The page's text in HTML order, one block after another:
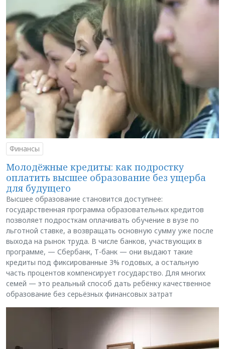
Финансы
Молодёжные кредиты: как подростку
оплатить высшее образование без ущерба
для будущего
Высшее образование становится доступнее:
государственная программа образовательных кредитов
позволяет подросткам оплачивать обучение в вузе по
льготной ставке, а возвращать основную сумму уже после
выхода на рынок труда. В числе банков, участвующих в
программе, — Сбербанк, Т-банк — они выдают такие
кредиты под фиксированные 3% годовых, а остальную
часть процентов компенсирует государство. Для многих
семей — это реальный способ дать ребёнку качественное
образование без серьёзных финансовых затрат